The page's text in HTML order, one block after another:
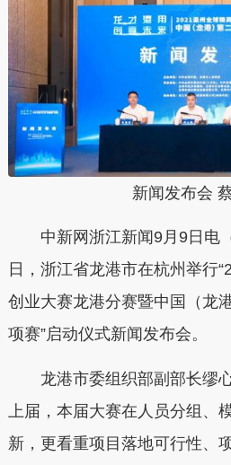
新闻发布会
中新网浙江新闻9月9日电
日，浙江省龙港市在杭州举行
创业大赛龙港分赛暨中国（龙
项赛”启动仪式新闻发布会。
龙港市委组织部副部长缪
上届，本届大赛在人员分组、
新，更看重项目落地可行性、